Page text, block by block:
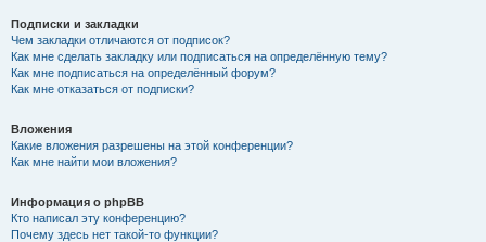
Подписки и закладки
Чем закладки отличаются от подписок?
Как мне сделать закладку или подписаться на определённую тему?
Как мне подписаться на определённый форум?
Как мне отказаться от подписки?
Вложения
Какие вложения разрешены на этой конференции?
Как мне найти мои вложения?
Информация о phpBB
Кто написал эту конференцию?
Почему здесь нет такой-то функции?